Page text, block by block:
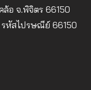
อ จ.พิจิตร 66150
รหัสไปรษณีย์ 66150